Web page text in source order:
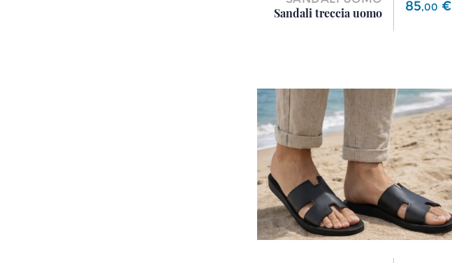
Sandali treccia uomo
Prezzo
85,00 €